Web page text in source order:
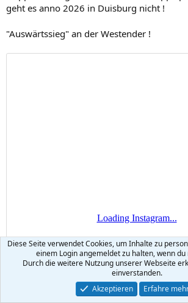
geht es anno 2026 in Duisburg nicht !
"Auswärtssieg" an der Westender !
Diese Seite verwendet Cookies, um Inhalte zu
einem Login angemeldet zu halten, wenn
Durch die weitere Nutzung unserer Webseite
einverstanden.
Akzeptieren
Erfahre